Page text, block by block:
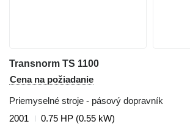
Transnorm TS 1100
Cena na požiadanie
Priemyselné stroje - pásový dopravník
2001
0.75 HP (0.55 kW)